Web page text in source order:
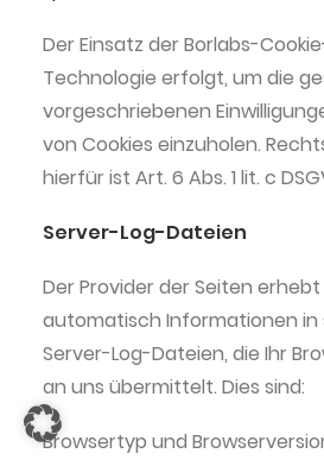
Der Einsatz der Borlabs-
Technologie erfolgt, um die
vorgeschriebenen
von Cookies einzuholen.
hierfür ist Art. 6 Abs. 1 lit. c
Server-Log-Dateien
Der Provider der Seiten
automatisch Informationen in
Server-Log-Dateien, die Ihr
an uns übermittelt. Dies sind:
Browsertyp und